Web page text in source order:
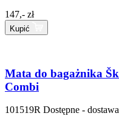
147,- zł
Kupić
Mata do bagażnika
Combi
101519R Dostępne -